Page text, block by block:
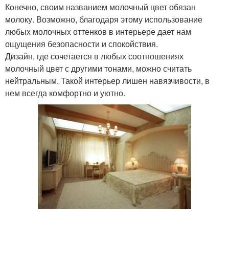
Конечно, своим названием молочный цвет обязан
молоку. Возможно, благодаря этому использование
любых молочных оттенков в интерьере дает нам
ощущения безопасности и спокойствия.
Дизайн, где сочетается в любых соотношениях
молочный цвет с другими тонами, можно считать
нейтральным. Такой интерьер лишен навязчивости, в
нем всегда комфортно и уютно.